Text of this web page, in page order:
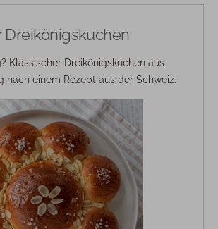
Dreikönigskuchen
Klassischer Dreikönigskuchen aus
nach einem Rezept aus der Schweiz.